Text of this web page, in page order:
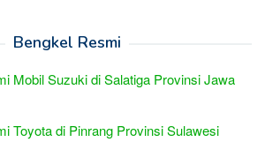
Bengkel Resmi
Mobil Suzuki di Salatiga Provinsi Jawa
Toyota di Pinrang Provinsi Sulawesi